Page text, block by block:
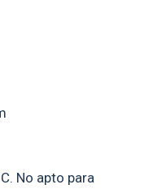
No apto para